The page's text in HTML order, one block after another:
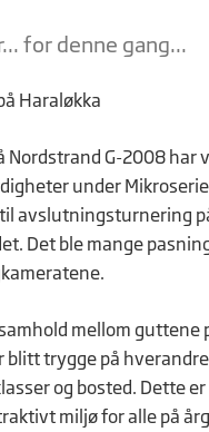
for denne gang...
Nordstrand G-2008
under
avslutningsturnering
Det ble mange
mellom guttene
blitt trygge på
og bosted. Dette
miljø for alle på